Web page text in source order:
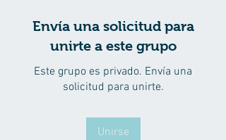
Envía una solicitud para
unirte a este grupo
Este grupo es privado. Envía una
solicitud para unirte.
Unirse